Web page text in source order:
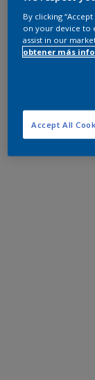
By clicking
on your device to
assist in our
obtener más
Accept All